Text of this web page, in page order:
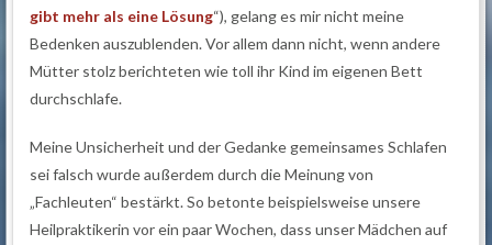
gibt mehr als eine Lösung“), gelang es mir nicht meine
Bedenken auszublenden. Vor allem dann nicht, wenn andere
Mütter stolz berichteten wie toll ihr Kind im eigenen Bett
durchschlafe.
Meine Unsicherheit und der Gedanke gemeinsames Schlafen
sei falsch wurde außerdem durch die Meinung von
„Fachleuten“ bestärkt. So betonte beispielsweise unsere
Heilpraktikerin vor ein paar Wochen, dass unser Mädchen auf